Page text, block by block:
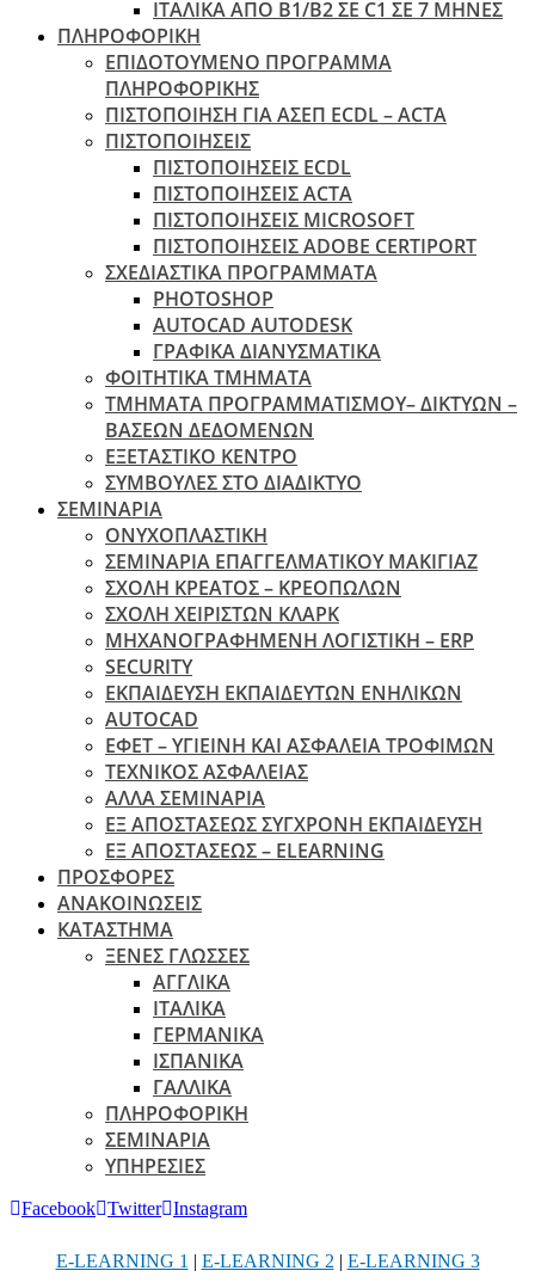
ΙΤΑΛΙΚΑ ΑΠΌ B1/B2 ΣΕ C1 ΣΕ 7 ΜΉΝΕΣ
ΠΛΗΡΟΦΟΡΙΚΗ
ΕΠΙΔΟΤΟΥΜΕΝΟ ΠΡΟΓΡΑΜΜΑ
ΠΛΗΡΟΦΟΡΙΚΗΣ
ΠIΣΤΟΠΟΙΗΣΗ ΓΙΑ ΑΣΕΠ ECDL – ACTA
ΠΙΣΤΟΠΟΙΗΣΕΙΣ
ΠΙΣΤΟΠΟΙΗΣΕΙΣ ECDL
ΠΙΣΤΟΠΟΙΗΣΕΙΣ ACTA
ΠΙΣΤΟΠΟΙΗΣΕΙΣ MICROSOFT
ΠΙΣΤΟΠΟΙΗΣΕΙΣ ADOBE CERTIPORT
ΣΧΕΔΙΑΣΤΙΚΑ ΠΡΟΓΡΑΜΜΑΤΑ
PHOTOSHOP
AUTOCAD AUTODESK
ΓΡΑΦΙΚΑ ΔΙΑΝΥΣΜΑΤΙΚΑ
ΦΟΙΤΗΤΙΚΑ ΤΜΗΜΑΤΑ
ΤΜΗΜΑΤΑ ΠΡΟΓΡΑΜΜΑΤΙΣΜΟΥ– ΔΙΚΤΥΩΝ –
ΒΑΣΕΩΝ ΔΕΔΟΜΕΝΩΝ
ΕΞΕΤΑΣΤΙΚΟ ΚΕΝΤΡΟ
ΣΥΜΒΟΥΛΕΣ ΣΤΟ ΔΙΑΔΙΚΤΥΟ
ΣΕΜΙΝΑΡΙΑ
ΟΝΥΧΟΠΛΑΣΤΙΚΗ
ΣΕΜΙΝΑΡΙΑ ΕΠΑΓΓΕΛΜΑΤΙΚΟΥ ΜΑΚΙΓΙΑΖ
ΣΧΟΛΗ ΚΡΕΑΤΟΣ – ΚΡΕΟΠΩΛΩΝ
ΣΧΟΛΗ ΧΕΙΡΙΣΤΩΝ ΚΛΑΡΚ
ΜΗΧΑΝΟΓΡΑΦΗΜΕΝΗ ΛΟΓΙΣΤΙΚΗ – ERP
SECURITY
ΕΚΠΑΙΔΕΥΣΗ ΕΚΠΑΙΔΕΥΤΩΝ ΕΝΗΛΙΚΩΝ
ΑUTOCAD
ΕΦΕΤ – ΥΓΙΕΙΝΗ ΚΑΙ ΑΣΦΑΛΕΙΑ ΤΡΟΦΙΜΩΝ
ΤΕΧΝΙΚΟΣ ΑΣΦΑΛΕΙΑΣ
ΆΛΛΑ ΣΕΜΙΝΑΡΙΑ
EΞ ΑΠΟΣΤΑΣΕΩΣ ΣΥΓΧΡΟΝΗ ΕΚΠΑΙΔΕΥΣΗ
ΕΞ ΑΠΟΣΤΑΣΕΩΣ – ELEARNING
ΠΡΟΣΦΟΡΕΣ
ΑΝΑΚΟΙΝΩΣΕΙΣ
ΚΑΤΑΣΤΗΜΑ
ΞΕΝΕΣ ΓΛΩΣΣΕΣ
ΑΓΓΛΙΚΑ
ΙΤΑΛΙΚΑ
ΓΕΡΜΑΝΙΚΑ
ΙΣΠΑΝΙΚΑ
ΓΑΛΛΙΚΑ
ΠΛΗΡΟΦΟΡΙΚΗ
ΣΕΜΙΝΑΡΙΑ
ΥΠΗΡΕΣΙΕΣ
Facebook Twitter Instagram
E-LEARNING 1 | E-LEARNING 2 | E-LEARNING 3